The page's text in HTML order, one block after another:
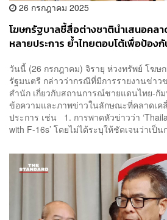
26 กรกฎาคม 2025
โฆษกรัฐบาลชี้สื่อต่างชาตินำเสนอคล
หลายประการ ย้ำไทยตอบโต้เพื่อป้อง
วันนี้ (26 กรกฎาคม) จิรายุ ห่วงทรัพย์ โฆษ
รัฐมนตรี กล่าวว่ากรณีที่มีการรายงานข่าว
สำนัก เกี่ยวกับสถานการณ์ชายแดนไทย-กั
ข้อความและภาพข่าวในลักษณะที่คลาดเค
ประการ เช่น 1. การพาดหัวข่าวว่า
with F-16s’ โดยไม่ได้ระบุให้ชัดเจนว่าเป็